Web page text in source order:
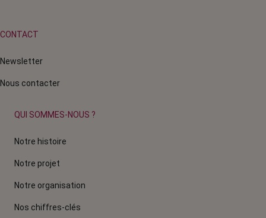
CONTACT
Newsletter
Nous contacter
QUI SOMMES-NOUS ?
Notre histoire
Notre projet
Notre organisation
Nos chiffres-clés